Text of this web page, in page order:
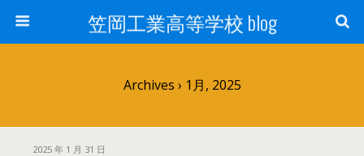
笠岡工業高等学校 blog
Archives › 1月, 2025
2025 年 1 月 31 日